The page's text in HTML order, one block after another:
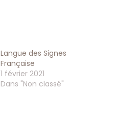
Langue des Signes
Française
1 février 2021
Dans "Non classé"